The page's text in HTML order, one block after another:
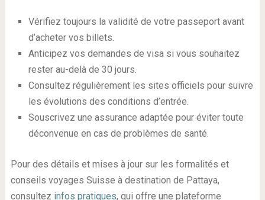
Vérifiez toujours la validité de votre passeport avant
d’acheter vos billets.
Anticipez vos demandes de visa si vous souhaitez
rester au-delà de 30 jours.
Consultez régulièrement les sites officiels pour suivre
les évolutions des conditions d’entrée.
Souscrivez une assurance adaptée pour éviter toute
déconvenue en cas de problèmes de santé.
Pour des détails et mises à jour sur les formalités et
conseils voyages Suisse à destination de Pattaya,
consultez infos pratiques, qui offre une plateforme